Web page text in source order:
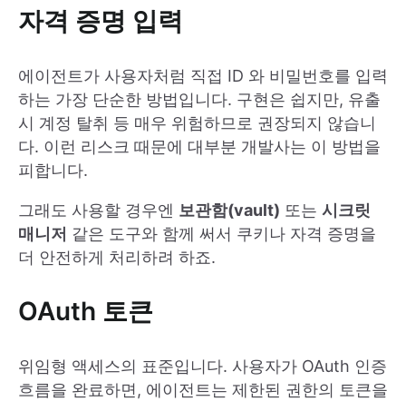
자격 증명 입력
에이전트가 사용자처럼 직접 ID 와 비밀번호를 입력
하는 가장 단순한 방법입니다. 구현은 쉽지만, 유출
시 계정 탈취 등 매우 위험하므로 권장되지 않습니
다. 이런 리스크 때문에 대부분 개발사는 이 방법을
피합니다.
그래도 사용할 경우엔 보관함(vault) 또는 시크릿
매니저 같은 도구와 함께 써서 쿠키나 자격 증명을
더 안전하게 처리하려 하죠.
OAuth 토큰
위임형 액세스의 표준입니다. 사용자가 OAuth 인증
흐름을 완료하면, 에이전트는 제한된 권한의 토큰을